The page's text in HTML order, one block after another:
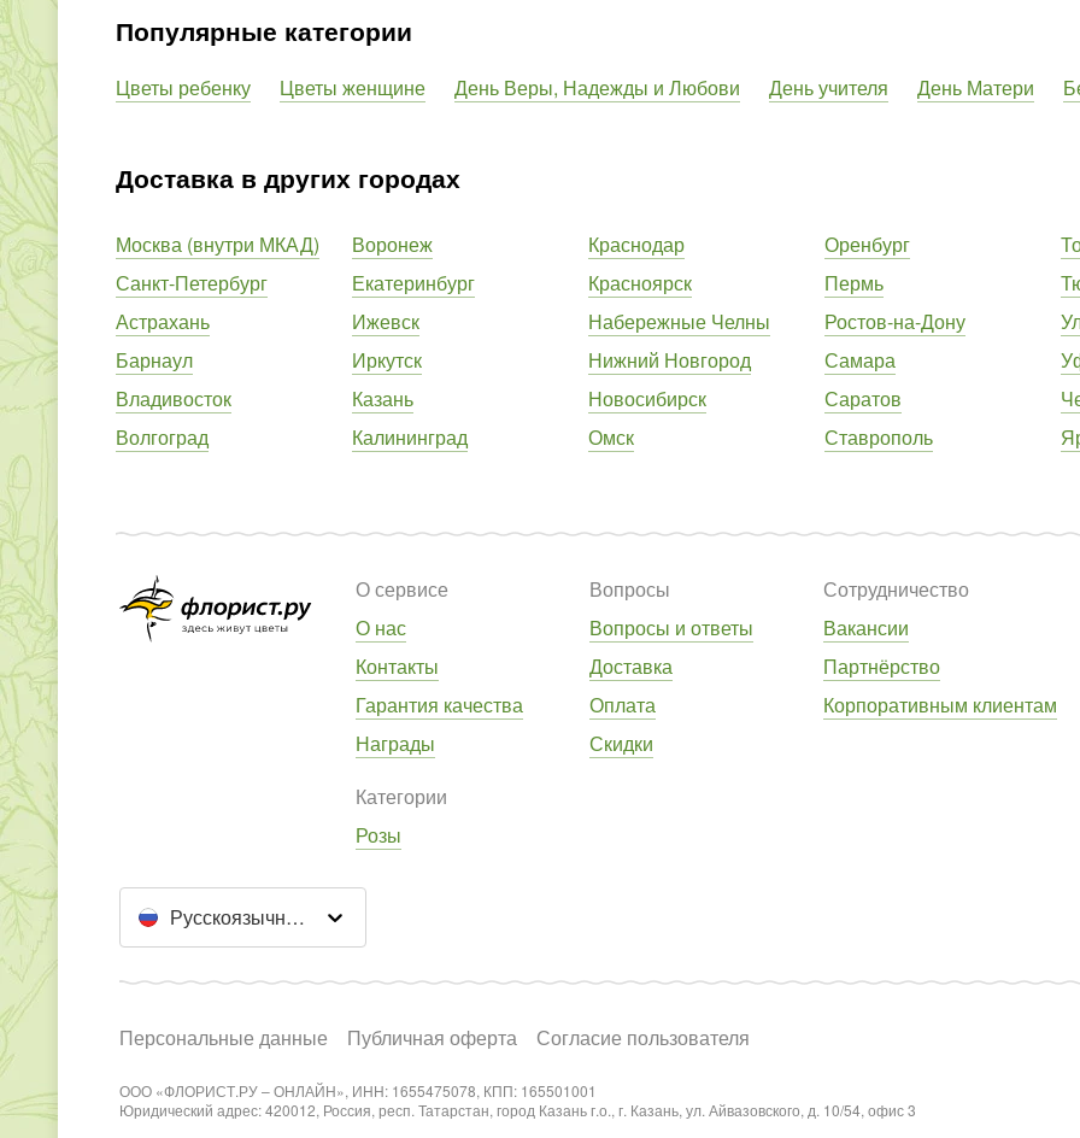
Популярные категории
Цветы ребенку Цветы женщине День Веры, Надежды и Любови День учителя День Матери
Доставка в других городах
Москва (внутри МКАД)
Санкт-Петербург
Астрахань
Барнаул
Владивосток
Волгоград
Воронеж
Екатеринбург
Ижевск
Иркутск
Казань
Калининград
Краснодар
Красноярск
Набережные Челны
Нижний Новгород
Новосибирск
Омск
Оренбург
Пермь
Ростов-на-Дону
Самара
Саратов
Ставрополь
О сервисе
О нас
Контакты
Гарантия качества
Награды
Вопросы
Вопросы и ответы
Доставка
Оплата
Скидки
Сотрудничество
Вакансии
Партнёрство
Корпоративным клиентам
Категории
Розы
Русскоязычный сайт
Персональные данные Публичная оферта Согласие пользователя
ООО «ФЛОРИСТ.РУ – ОНЛАЙН», ИНН: 1655475078, КПП: 165501001
Юридический адрес: 420012, Россия, респ. Татарстан, город Казань г.о., г. Казань, ул. Айвазовского, д. 10/54, офис 3